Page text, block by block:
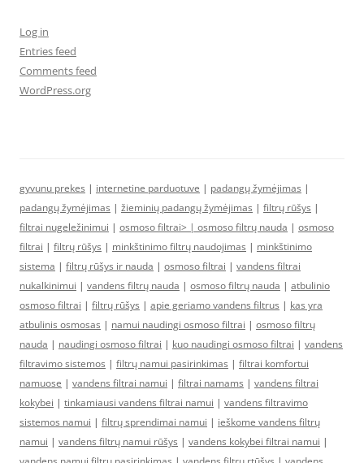
Log in
Entries feed
Comments feed
WordPress.org
gyvunu prekes | internetine parduotuve | padangų žymėjimas |
padangų žymėjimas | žieminių padangų žymėjimas | filtrų rūšys |
filtrai nugeležinimui | osmoso filtrai> | osmoso filtrų nauda | osmoso
filtrai | filtrų rūšys | minkštinimo filtrų naudojimas | minkštinimo
sistema | filtrų rūšys ir nauda | osmoso filtrai | vandens filtrai
nukalkinimui | vandens filtrų nauda | osmoso filtrų nauda | atbulinio
osmoso filtrai | filtrų rūšys | apie geriamo vandens filtrus | kas yra
atbulinis osmosas | namui naudingi osmoso filtrai | osmoso filtrų
nauda | naudingi osmoso filtrai | kuo naudingi osmoso filtrai | vandens
filtravimo sistemos | filtrų namui pasirinkimas | filtrai komfortui
namuose | vandens filtrai namui | filtrai namams | vandens filtrai
kokybei | tinkamiausi vandens filtrai namui | vandens filtravimo
sistemos namui | filtrų sprendimai namui | ieškome vandens filtrų
namui | vandens filtrų namui rūšys | vandens kokybei filtrai namui |